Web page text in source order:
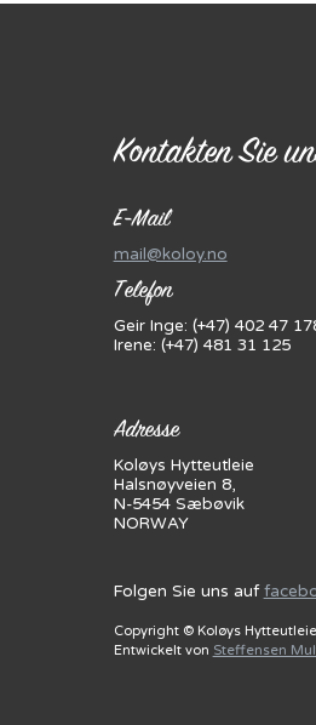
Kontakten Sie
E-Mail
mail@koloy.no
Telefon
Geir Inge: (+47) 402 47
Irene: (+47) 481 31 125
Adresse
Koløys Hytteutleie
Halsnøyveien 8,
N-5454 Sæbøvik
NORWAY
Folgen Sie uns auf
Copyright © Koløys Hytteutleie
Entwickelt von Steffensen